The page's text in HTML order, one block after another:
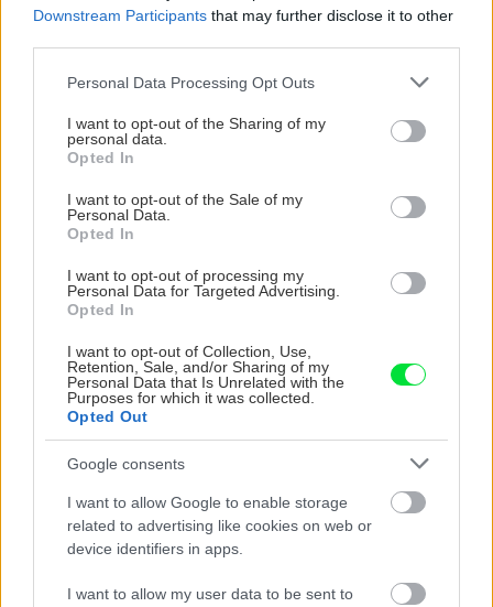
Downstream Participants that may further disclose it to other
Please note that this website/app uses one or more Google
not limited to your visit or usage behaviour. You may click to
grant or deny consent to Google and its third-party tags to
use your data for below specified purposes in below Google
consent section.
Personal Data Processing Opt Outs
I want to opt-out of the Sharing of my
personal data.
Opted In
I want to opt-out of the Sale of my
Personal Data.
Opted In
I want to opt-out of processing my
Personal Data for Targeted Advertising.
Opted In
I want to opt-out of Collection, Use,
Retention, Sale, and/or Sharing of my
Personal Data that Is Unrelated with the
Purposes for which it was collected.
Opted Out
Google consents
I want to allow Google to enable storage
related to advertising like cookies on web or
device identifiers in apps.
I want to allow my user data to be sent to
CHALUPA
Na Morave prerobila
nepoznanie: Keď
vojdete dnu, zabudnete,
že nie ste v Toskánsku
Slovák sa nebál a v
Čičmanoch si postavil
montovaný domček v